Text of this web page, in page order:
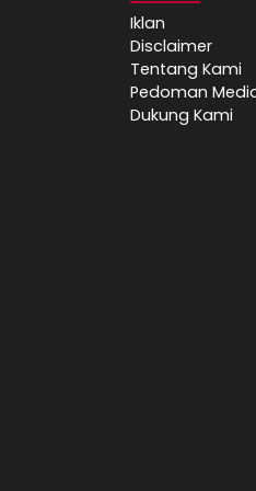
Iklan
Disclaimer
Tentang Kami
Pedoman
Dukung Kami